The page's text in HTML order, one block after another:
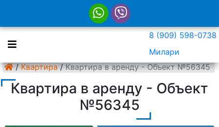
8 (909) 598-0738
Милари
/ Квартира / Квартира в аренду - Объект №56345
Квартира в аренду - Объект
№56345